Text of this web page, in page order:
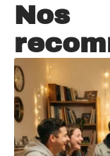
Nos